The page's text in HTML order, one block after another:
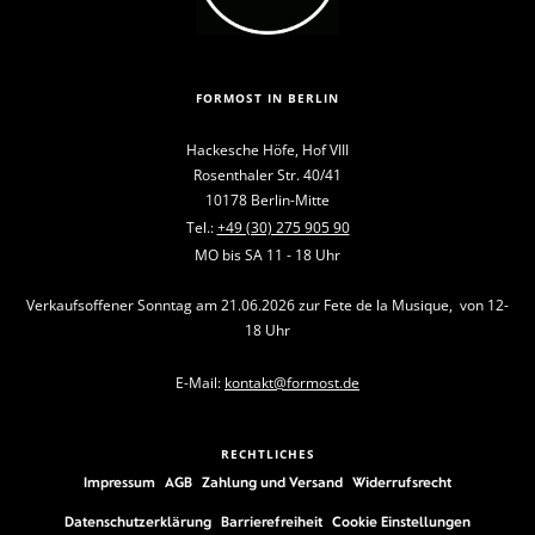
FORMOST IN BERLIN
Hackesche Höfe, Hof VIII
Rosenthaler Str. 40/41
10178 Berlin-Mitte
Tel.:+49 (30) 275 905 90
MO bis SA 11 - 18 Uhr
Verkaufsoffener Sonntag am 21.06.2026 zur Fete de la Musique, von 12-
18 Uhr
E-Mail: kontakt@formost.de
RECHTLICHES
Impressum AGB Zahlung und Versand Widerrufsrecht
Datenschutzerklärung Barrierefreiheit Cookie Einstellungen